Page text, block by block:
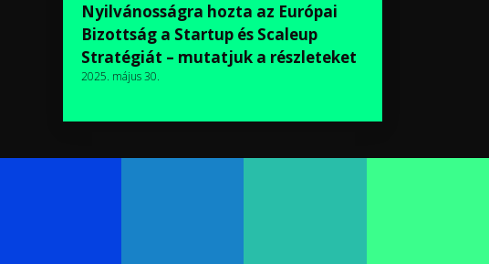
Nyilvánosságra hozta az Európai
Bizottság a Startup és Scaleup
Stratégiát – mutatjuk a részleteket
2025. május 30.